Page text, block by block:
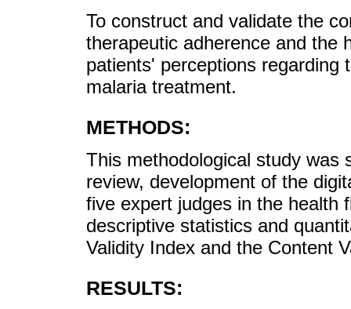
To construct and validate the
therapeutic adherence and the
patients' perceptions regarding
malaria treatment.
METHODS:
This methodological study was
review, development of the
five expert judges in the health
descriptive statistics and
Validity Index and the Content
RESULTS: